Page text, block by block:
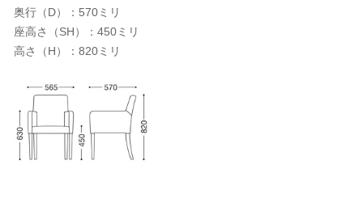
奥行（D）：570ミリ
座高さ（SH）：450ミリ
高さ（H）：820ミリ